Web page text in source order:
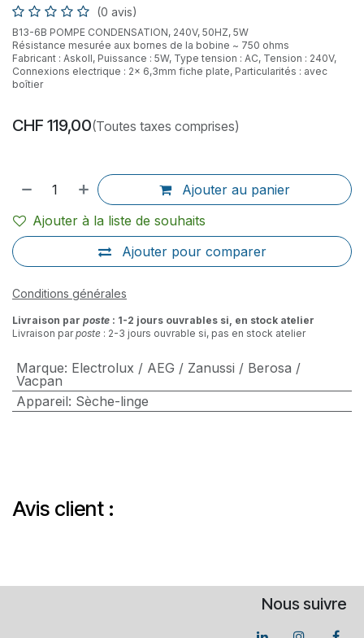
(0 avis)
B13-6B POMPE CONDENSATION, 240V, 50HZ, 5W
Résistance mesurée aux bornes de la bobine ~ 750 ohms
Fabricant : Askoll, Puissance : 5W, Type tension : AC, Tension : 240V,
Connexions electrique : 2x 6,3mm fiche plate, Particularités : avec
boîtier
CHF 119,00(Toutes taxes comprises)
Ajouter au panier
Ajouter pour comparer
Ajouter à la liste de souhaits
Conditions générales
Livraison par poste : 1-2 jours ouvrables si, en stock atelier
Livraison parposte : 2-3 jours ouvrable si, pas en stock atelier
Marque: Electrolux / AEG / Zanussi / Berosa /
Vacpan
Appareil: Sèche-linge
Avis client :
Nous suivre